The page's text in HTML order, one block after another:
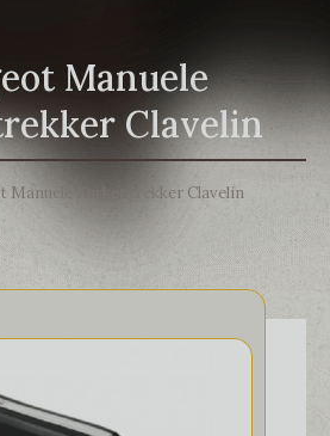
Manuele
Clavelin
Manuele Kurkentrekker Clavelin